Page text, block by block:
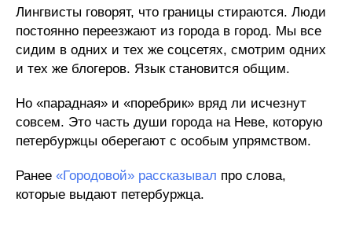
Лингвисты говорят, что границы стираются. Люди
постоянно переезжают из города в город. Мы все
сидим в одних и тех же соцсетях, смотрим одних
и тех же блогеров. Язык становится общим.
Но «парадная» и «поребрик» вряд ли исчезнут
совсем. Это часть души города на Неве, которую
петербуржцы оберегают с особым упрямством.
Ранее «Городовой» рассказывал про слова,
которые выдают петербуржца.